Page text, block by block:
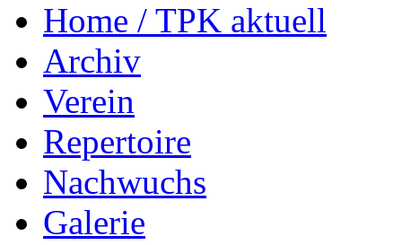
Home / TPK aktuell
Archiv
Verein
Repertoire
Nachwuchs
Galerie